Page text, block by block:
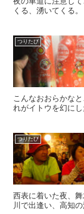
くる、湧いてくる
つりたび
こんなおおらかな
れがイトウを幻に
つりたび
西表に着いた夜、
川で出逢い、高知